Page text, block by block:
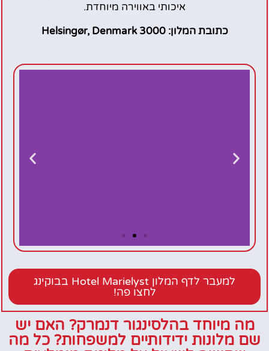
איכותי באווירה מיוחדת.
כתובת המלון: 3000 Helsingør, Denmark
Hotel
Marielyst
למעבר לדף המלון Hotel Marielyst בבוקינג
לחצו פה!
מה מיוחד בהלסינגור דנמרק? האם יש
שם מלונות ידידותיים למשפחות? כל מה